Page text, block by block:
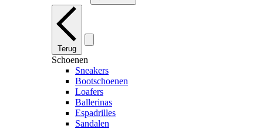
Terug
Schoenen
Sneakers
Bootschoenen
Loafers
Ballerinas
Espadrilles
Sandalen